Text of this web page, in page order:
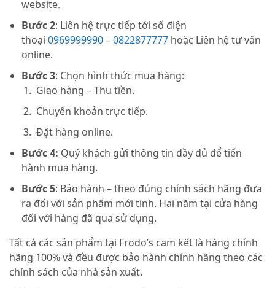
website.
Bước 2: Liên hệ trực tiếp tới số điện
thoại 0969999990–0822877777 hoặc Liên hệ tư vấn
online.
Bước 3: Chọn hình thức mua hàng:
Giao hàng – Thu tiền.
Chuyển khoản trực tiếp.
Đặt hàng online.
Bước 4: Quý khách gửi thông tin đầy đủ để tiến
hành mua hàng.
Bước 5: Bảo hành – theo đúng chính sách hãng đưa
ra đối với sản phẩm mới tinh. Hai năm tại cửa hàng
đối với hàng đã qua sử dụng.
Tất cả các sản phẩm tại Frodo’s cam kết là hàng chính
hãng 100% và đều được bảo hành chính hãng theo các
chính sách của nhà sản xuất.